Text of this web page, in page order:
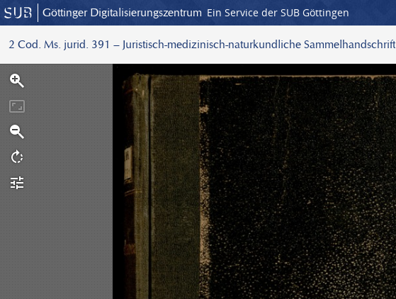
Göttinger Digitalisierungszentrum Ein Service der SUB Göttingen
2 Cod. Ms. jurid. 391 – Juristisch-medizinisch-naturkundliche Sammelhandschrift